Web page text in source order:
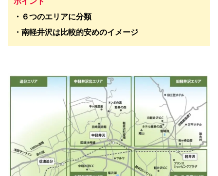
・６つのエリアに分類
・南軽井沢は比較的安めのイメージ